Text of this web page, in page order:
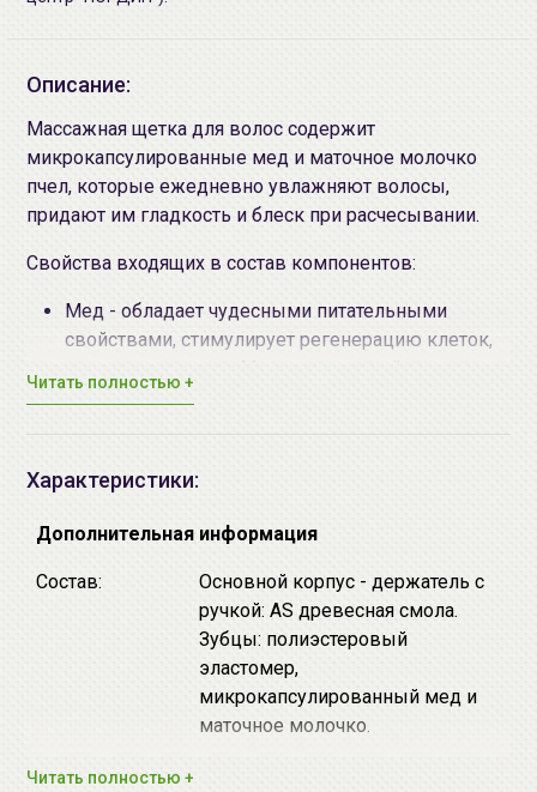
Описание:
Массажная щетка для волос содержит
микрокапсулированные мед и маточное молочко
пчел, которые ежедневно увлажняют волосы,
придают им гладкость и блеск при расчесывании.
Свойства входящих в состав компонентов:
Мед - обладает чудесными питательными
свойствами, стимулирует регенерацию клеток,
укрепляет волосы. Мед натуральный
органические кислоты, минеральные соли,
Маточное молочко пчел - содержит активные
вещества, которые проникают в ствол и корень
волос, улучшая их структуру, питает и увлажняет
волосы и кожу головы, не нарушая их
природный рН баланс.
Размер: 49х40х224mm.
Читать полностью +
Характеристики:
Дополнительная информация
Состав:
Основной корпус - держатель с
ручкой: AS древесная смола.
Зубцы: полиэстеровый
эластомер,
микрокапсулированный мед и
маточное молочко.
Дата
Читать полностью +